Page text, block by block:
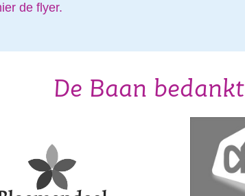
de flyer.
De Baan bedankt